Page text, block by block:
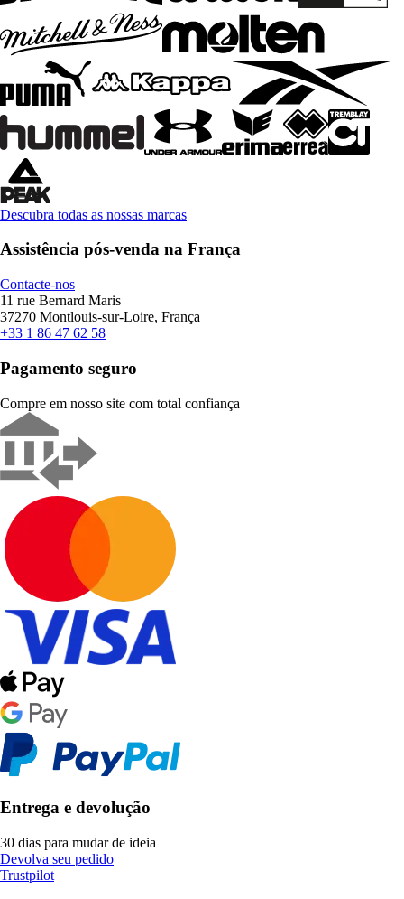
Descubra todas as nossas marcas
Assistência pós-venda na França
Contacte-nos
11 rue Bernard Maris
37270 Montlouis-sur-Loire, França
+33 1 86 47 62 58
Pagamento seguro
Compre em nosso site com total confiança
Entrega e devolução
30 dias para mudar de ideia
Devolva seu pedido
Trustpilot